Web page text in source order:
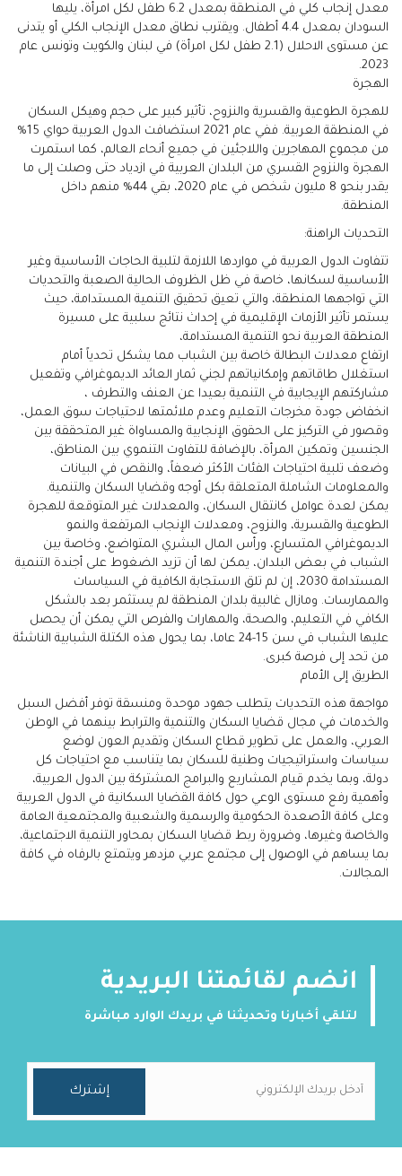
معدل إنجاب كلي في المنطقة بمعدل 6.2 طفل لكل امرأة، يليها
السودان بمعدل 4.4 أطفال. ويقترب نطاق معدل الإنجاب الكلي أو يتدنى
عن مستوى الاحلال (2.1 طفل لكل امرأة) في لبنان والكويت وتونس عام
2023.
الهجرة
للهجرة الطوعية والقسرية والنزوح، تأثير كبير على حجم وهيكل السكان
في المنطقة العربية. ففي عام 2021 استضافت الدول العربية حواي 15%
من مجموع المهاجرين واللاجئين في جميع أنحاء العالم، كما استمرت
الهجرة والنزوح القسري من البلدان العربية في ازدياد حتى وصلت إلى ما
يقدر بنحو 8 مليون شخص في عام 2020، بقي 44% منهم داخل
المنطقة.
التحديات الراهنة:
تتفاوت الدول العربية في مواردها اللازمة لتلبية الحاجات الأساسية وغير
الأساسية لسكانها، خاصة في ظل الظروف الحالية الصعبة والتحديات
التي تواجهها المنطقة، والتي تعيق تحقيق التنمية المستدامة، حيث
يستمر تأثير الأزمات الإقليمية في إحداث نتائج سلبية على مسيرة
المنطقة العربية نحو التنمية المستدامة،
ارتفاع معدلات البطالة خاصة بين الشباب مما يشكل تحدياً أمام
استغلال طاقاتهم وإمكانياتهم لجني ثمار العائد الديموغرافي وتفعيل
مشاركتهم الإيجابية في التنمية بعيدا عن العنف والتطرف ،
انخفاض جودة مخرجات التعليم وعدم ملائمتها لاحتياجات سوق العمل،
وقصور في التركيز على الحقوق الإنجابية والمساواة غير المتحققة بين
الجنسين وتمكين المرأة، بالإضافة للتفاوت التنموي بين المناطق،
وضعف تلبية احتياجات الفئات الأكثر ضعفاً، والنقص في البيانات
والمعلومات الشاملة المتعلقة بكل أوجه وقضايا السكان والتنمية.
يمكن لعدة عوامل كانتقال السكان، والمعدلات غير المتوقعة للهجرة
الطوعية والقسرية، والنزوح، ومعدلات الإنجاب المرتفعة والنمو
الديموغرافي المتسارع، ورأس المال البشري المتواضع، وخاصة بين
الشباب في بعض البلدان، يمكن لها أن تزيد الضغوط على أجندة التنمية
المستدامة 2030، إن لم تلق الاستجابة الكافية في السياسات
والممارسات. ومازال غالبية بلدان المنطقة لم يستثمر بعد بالشكل
الكافي في التعليم، والصحة، والمهارات والفرص التي يمكن أن يحصل
عليها الشباب في سن 15-24 عاما، بما يحول هذه الكتلة الشبابية الناشئة
من تحد إلى فرصة كبرى.
الطريق إلى الأمام
مواجهة هذه التحديات يتطلب جهود موحدة ومنسقة توفر أفضل السبل
والخدمات في مجال قضايا السكان والتنمية والترابط بينهما في الوطن
العربي، والعمل على تطوير قطاع السكان وتقديم العون لوضع
سياسات واستراتيجيات وطنية للسكان بما يتناسب مع احتياجات كل
دولة، وبما يخدم قيام المشاريع والبرامج المشتركة بين الدول العربية،
وأهمية رفع مستوى الوعي حول كافة القضايا السكانية في الدول العربية
وعلى كافة الأصعدة الحكومية والرسمية والشعبية والمجتمعية العامة
والخاصة وغيرها، وضرورة ربط قضايا السكان بمحاور التنمية الاجتماعية،
بما يساهم في الوصول إلى مجتمع عربي مزدهر ويتمتع بالرفاه في كافة
المجالات.
انضم لقائمتنا البريدية
لتلقي أخبارنا وتحديثنا في بريدك الوارد مباشرة